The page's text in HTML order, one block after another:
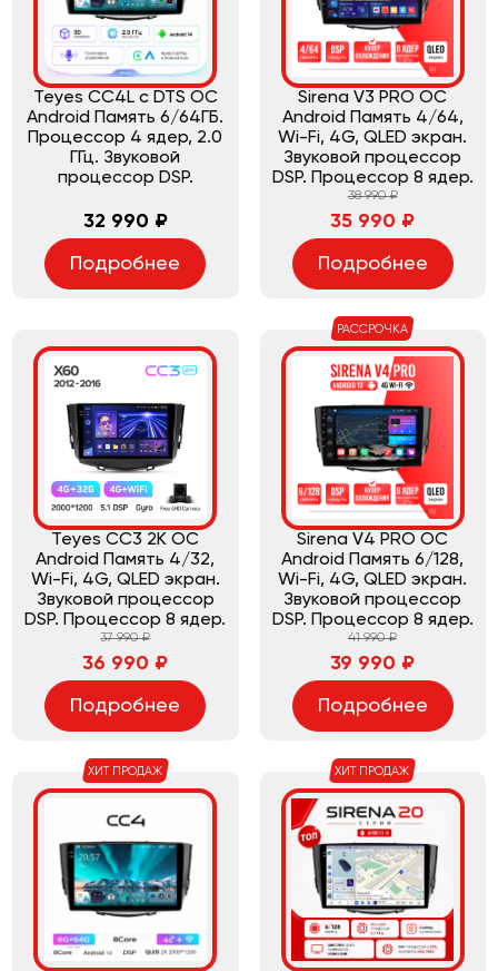
Teyes CC4L с DTS ОС
Android Память 6/64ГБ.
Процессор 4 ядер, 2.0
ГГц. Звуковой
процессор DSP.
32 990 ₽
Подробнее
Sirena V3 PRO ОС
Android Память 4/64,
Wi-Fi, 4G, QLED экран.
Звуковой процессор
DSP. Процессор 8 ядер.
38 990 ₽
35 990 ₽
Подробнее
Teyes CC3 2K ОС
Android Память 4/32,
Wi-Fi, 4G, QLED экран.
Звуковой процессор
DSP. Процессор 8 ядер.
37 990 ₽
36 990 ₽
Подробнее
РАССРОЧКА
Sirena V4 PRO ОС
Android Память 6/128,
Wi-Fi, 4G, QLED экран.
Звуковой процессор
DSP. Процессор 8 ядер.
41 990 ₽
39 990 ₽
Подробнее
ХИТ ПРОДАЖ ХИТ ПРОДАЖ